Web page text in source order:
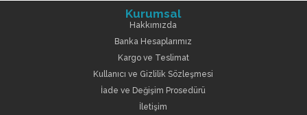
Kurumsal
Hakkımızda
Banka Hesaplarımız
Kargo ve Teslimat
Kullanıcı ve Gizlilik Sözleşmesi
İade ve Değişim Prosedürü
İletişim